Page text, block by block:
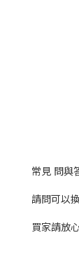
常見 問與
請問可以
買家請放